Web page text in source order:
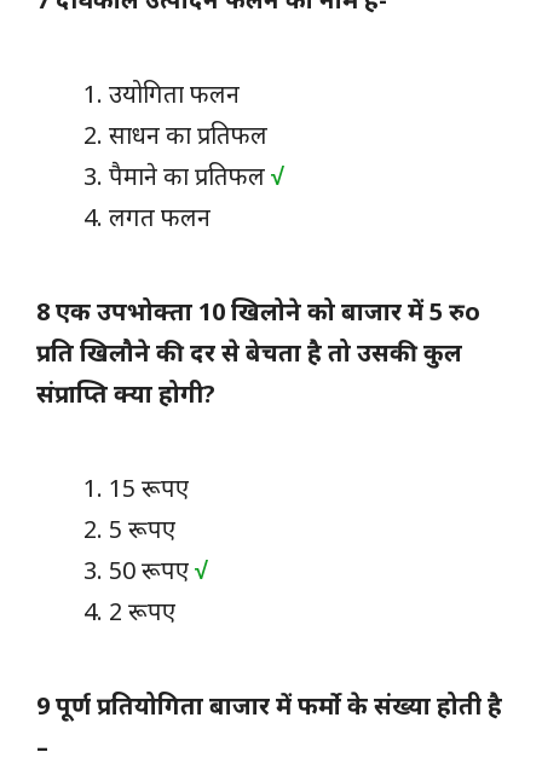
उयोगिता फलन
साधन का प्रतिफल
पैमाने का प्रतिफल√
लगत फलन
8 एक उपभोक्ता 10 खिलोने को बाजार में 5 रुo
प्रति खिलौने की दर से बेचता है तो उसकी कुल
संप्राप्ति क्या होगी?
15 रूपए
5 रूपए
50 रूपए√
2 रूपए
9 पूर्ण प्रतियोगिता बाजार में फर्मो के संख्या होती है
–